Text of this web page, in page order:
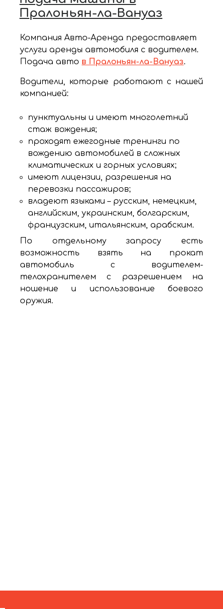
Пралоньян-ла-Вануаз
Компания Авто-Аренда предоставляет
услуги аренды автомобиля с водителем.
Подача авто в Пралоньян-ла-Вануаз.
Водители, которые работают с нашей
компанией:
пунктуальны и имеют многолетний
стаж вождения;
проходят ежегодные тренинги по
вождению автомобилей в сложных
климатических и горных условиях;
имеют лицензии, разрешения на
перевозки пассажиров;
владеют языками – русским, немецким,
английским, украинским, болгарским,
французским, итальянским, арабским.
По отдельному запросу есть
возможность взять на прокат
автомобиль с водителем-
телохранителем с разрешением на
ношение и использование боевого
оружия.